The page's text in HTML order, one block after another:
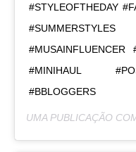
#STYLEOFTHEDAY
#MUSAINFLUENCER
#MINIHAUL
#BBLOGGERS⁣
UMA PUBLICAÇÃO